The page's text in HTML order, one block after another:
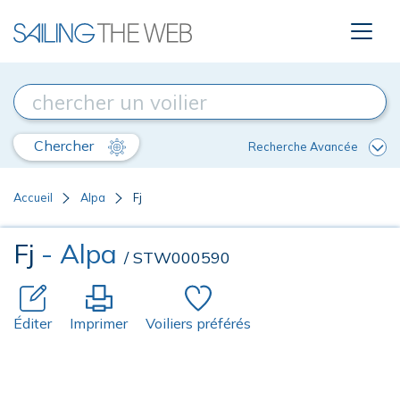
Chercher Recherche Avancée
Accueil Alpa Fj
Fj - Alpa / STW000590
Éditer Imprimer Voiliers préférés